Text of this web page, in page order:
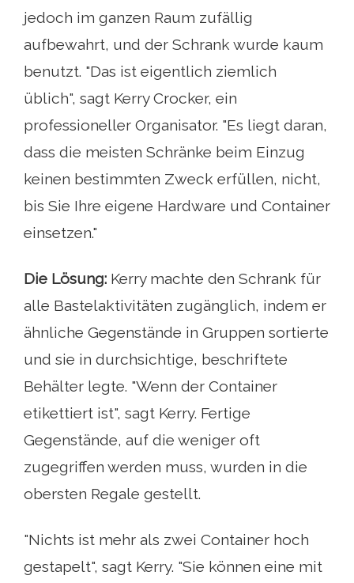
jedoch im ganzen Raum zufällig
aufbewahrt, und der Schrank wurde kaum
benutzt. "Das ist eigentlich ziemlich
üblich", sagt Kerry Crocker, ein
professioneller Organisator. "Es liegt daran,
dass die meisten Schränke beim Einzug
keinen bestimmten Zweck erfüllen, nicht,
bis Sie Ihre eigene Hardware und Container
einsetzen."
Die Lösung: Kerry machte den Schrank für
alle Bastelaktivitäten zugänglich, indem er
ähnliche Gegenstände in Gruppen sortierte
und sie in durchsichtige, beschriftete
Behälter legte. "Wenn der Container
etikettiert ist", sagt Kerry. Fertige
Gegenstände, auf die weniger oft
zugegriffen werden muss, wurden in die
obersten Regale gestellt.
"Nichts ist mehr als zwei Container hoch
gestapelt", sagt Kerry. "Sie können eine mit